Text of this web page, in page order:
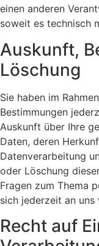
einen anderen
soweit es technisch
Auskunft,
Löschung
Sie haben im
Bestimmungen
Auskunft über Ihre
Daten, deren
Datenverarbeitung
oder Löschung
Fragen zum Thema
sich jederzeit an uns
Recht auf